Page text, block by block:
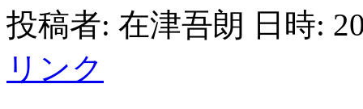
投稿者: 在津吾朗 日時:
リンク